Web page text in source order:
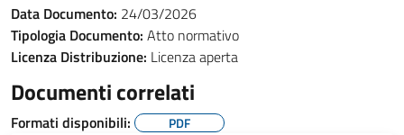
Data Documento: 24/03/2026
Tipologia Documento: Atto normativo
Licenza Distribuzione: Licenza aperta
Documenti correlati
Formati disponibili: PDF